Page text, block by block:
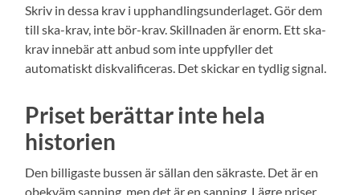
Skriv in dessa krav i upphandlingsunderlaget. Gör dem
till ska-krav, inte bör-krav. Skillnaden är enorm. Ett ska-
krav innebär att anbud som inte uppfyller det
automatiskt diskvalificeras. Det skickar en tydlig signal.
Priset berättar inte hela
historien
Den billigaste bussen är sällan den säkraste. Det är en
obekväm sanning, men det är en sanning. Lägre priser